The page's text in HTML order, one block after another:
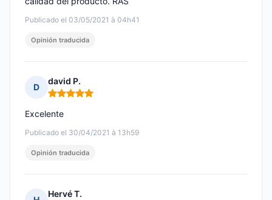
Publicado el 03/05/2021 à 04h41
Opinión traducida
D
david P.
Nota: 5 de 5
Publicado el 30/04/2021 à 13h59
Excelente
Opinión traducida
Hervé T.